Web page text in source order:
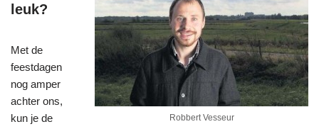
Robbert Vesseur
leuk?
Met de
feestdagen
nog amper
achter ons,
kun je de